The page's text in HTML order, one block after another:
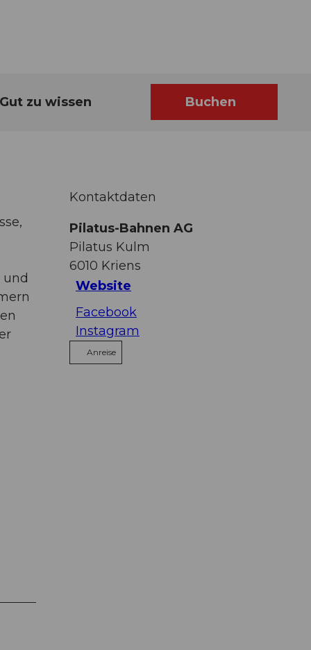
Gut zu wissen Buchen
Kontaktdaten
Pilatus-Bahnen AG
Pilatus Kulm
6010 Kriens
Website
Facebook
Instagram
Anreise